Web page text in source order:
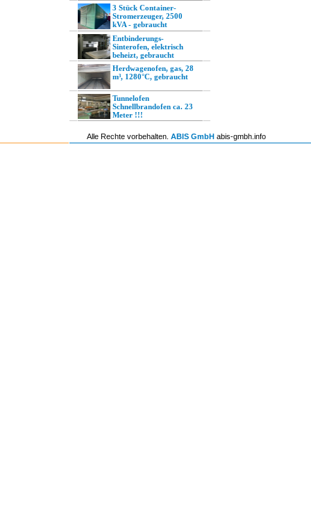
3 Stück Container-
Stromerzeuger, 2500
kVA - gebraucht
Entbinderungs-
Sinterofen, elektrisch
beheizt, gebraucht
Herdwagenofen, gas, 28
m³, 1280°C, gebraucht
Tunnelofen
Schnellbrandofen ca. 23
Meter !!!
Alle Rechte vorbehalten. ABIS GmbH abis-gmbh.info